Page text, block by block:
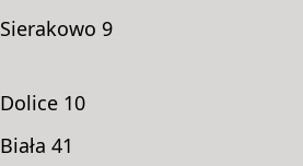
Sierakowo 9
Dolice 10
Biała 41